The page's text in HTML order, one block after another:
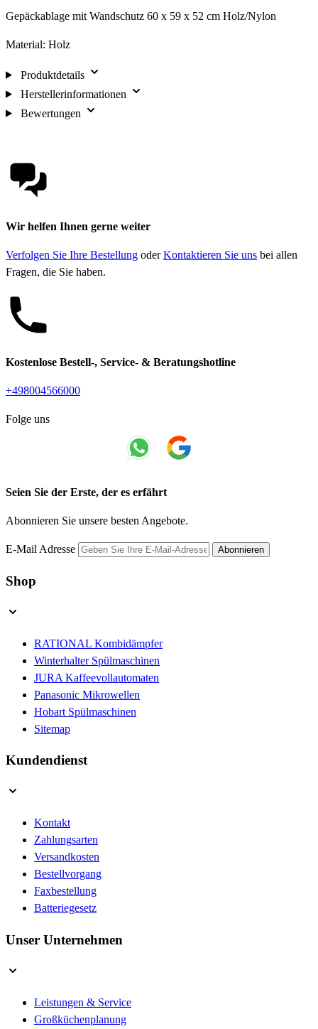
Gepäckablage mit Wandschutz 60 x 59 x 52 cm Holz/Nylon
Material: Holz
Produktdetails
Herstellerinformationen
Bewertungen
Wir helfen Ihnen gerne weiter
Verfolgen Sie Ihre Bestellung oderKontaktieren Sie uns bei allen
Fragen, die Sie haben.
Kostenlose Bestell-, Service- & Beratungshotline
+498004566000
Folge uns
Seien Sie der Erste, der es erfährt
Abonnieren Sie unsere besten Angebote.
E-Mail Adresse Abonnieren
Shop
RATIONAL Kombidämpfer
Winterhalter Spülmaschinen
JURA Kaffeevollautomaten
Panasonic Mikrowellen
Hobart Spülmaschinen
Sitemap
Kundendienst
Kontakt
Zahlungsarten
Versandkosten
Bestellvorgang
Faxbestellung
Batteriegesetz
Unser Unternehmen
Leistungen & Service
Großküchenplanung